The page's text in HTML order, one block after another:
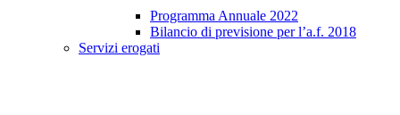
Programma Annuale 2022
Bilancio di previsione per l’a.f. 2018
Servizi erogati